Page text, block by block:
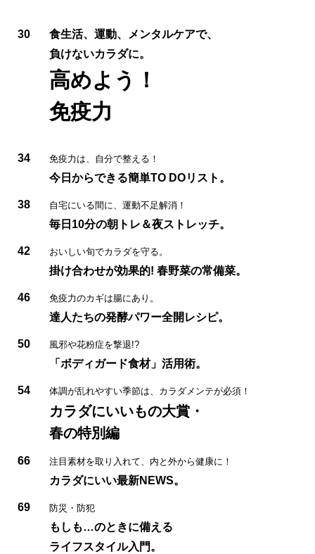
30
食生活、運動、メンタルケアで、
負けないカラダに。
高めよう！
免疫力
34 免疫力は、自分で整える！
今日からできる簡単TO DOリスト。
38 自宅にいる間に、運動不足解消！
毎日10分の朝トレ＆夜ストレッチ。
42 おいしい旬でカラダを守る。
掛け合わせが効果的! 春野菜の常備菜。
46 免疫力のカギは腸にあり。
達人たちの発酵パワー全開レシピ。
50 風邪や花粉症を撃退!?
「ボディガード食材」活用術。
54 体調が乱れやすい季節は、カラダメンテが必須！
カラダにいいもの大賞・
春の特別編
66 注目素材を取り入れて、内と外から健康に！
カラダにいい最新NEWS。
69 防災・防犯
もしも…のときに備える
ライフスタイル入門。